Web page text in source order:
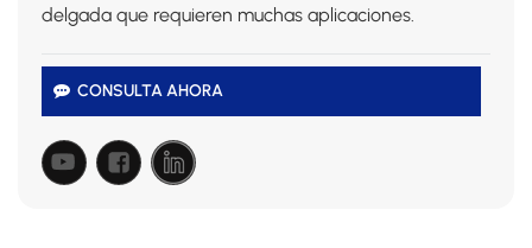
delgada que requieren muchas aplicaciones.
CONSULTA AHORA